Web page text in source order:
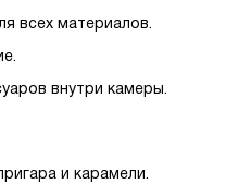
всех материалов.
внутри камеры.
и карамели.